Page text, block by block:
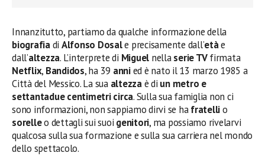
Innanzitutto, partiamo da qualche informazione della
biografiadi Alfonso Dosale precisamente dall’etàe
dall’altezza. L’interprete di Miguel nellaserie TVfirmata
Netflix, Bandidos, ha 39 annied è nato il 13 marzo 1985 a
Città del Messico. La suaaltezzaè di un metro e
settantadue centimetri circa. Sulla sua famiglia non ci
sono informazioni, non sappiamo dirvi se hafratellio
sorelleo dettagli sui suoi genitori, ma possiamo rivelarvi
qualcosa sulla sua formazione e sulla sua carriera nel mondo
dello spettacolo.